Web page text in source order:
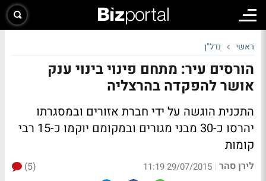
ראשי נדל"ן
הורסים עיר: מתחם פינוי בינוי ענק
אושר להפקדה בהרצליה
התכנית הוגשה על ידי חברת אזורים ובמסגרתו
יהרסו כ-30 מבני מגורים ובמקומם יוקמו כ-15 רבי
קומות
לירן סהר |
29/07/2015 11:19
(5)